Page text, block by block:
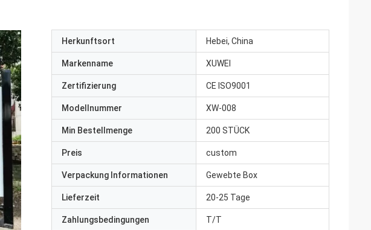
Herkunftsort Hebei, China
Markenname XUWEI
Zertifizierung CE ISO9001
Modellnummer XW-008
Min Bestellmenge 200 STÜCK
Preis custom
Verpackung Informationen Gewebte Box
Lieferzeit 20-25 Tage
Zahlungsbedingungen T/T